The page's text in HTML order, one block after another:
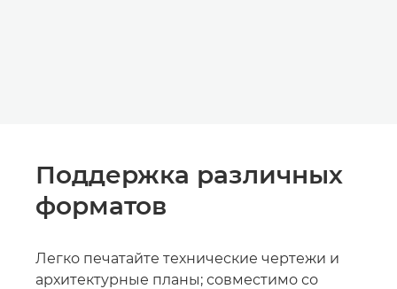
Поддержка различных
форматов
Легко печатайте технические чертежи и
архитектурные планы; совместимо со